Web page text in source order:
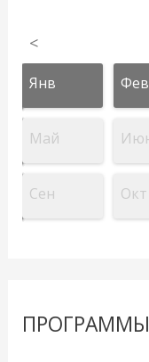
<
Янв Фев
Май
Сен Окт
ПРОГРАММЫ